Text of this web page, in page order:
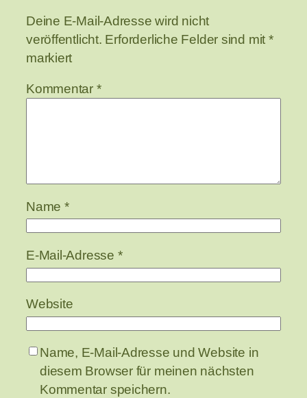
Deine E-Mail-Adresse wird nicht
veröffentlicht. Erforderliche Felder sind mit *
markiert
Kommentar *
Name *
E-Mail-Adresse *
Website
Name, E-Mail-Adresse und Website in
diesem Browser für meinen nächsten
Kommentar speichern.